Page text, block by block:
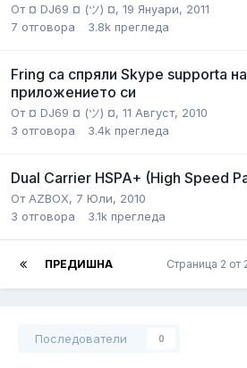
От ¤ DJ69 ¤ (ツ) ¤, 19 Януари, 2011
7 отговора 3.8k прегледа
Fring са спряли Skype supporta на
приложението си
От ¤ DJ69 ¤ (ツ) ¤, 11 Август, 2010
3 отговора 3.4k прегледа
Dual Carrier HSPA+ (High Speed
От AZBOX, 7 Юли, 2010
3 отговора 3.1k прегледа
ПРЕДИШНА Страница 2 от
Последователи 0